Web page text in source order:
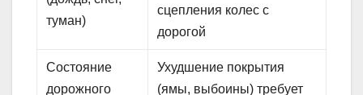
туман)
сцепления колес с
дорогой
Состояние
дорожного
Ухудшение покрытия
(ямы, выбоины) требует